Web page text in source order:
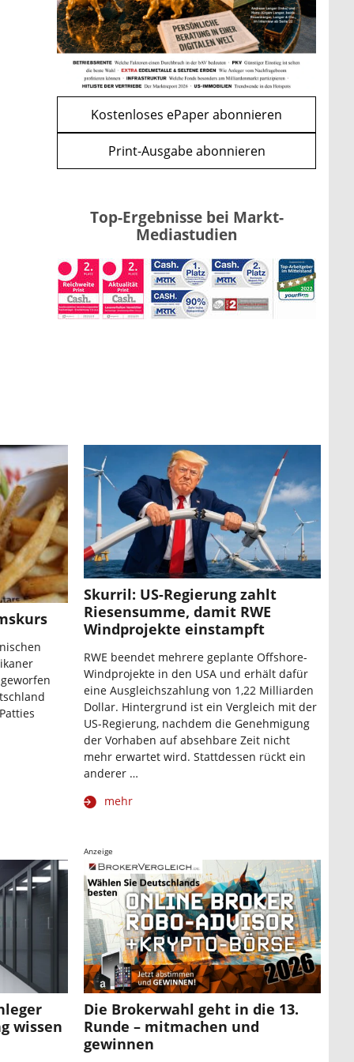
WEITERE ARTIKEL
zurückweiter
mehr
Kostenloses ePaper abonnieren
Print-Ausgabe abonnieren
Top-Ergebnisse bei Markt-
Mediastudien
Skurril: US-Regierung zahlt
Riesensumme, damit RWE
Windprojekte einstampft
RWE beendet mehrere geplante Offshore-
Windprojekte in den USA und erhält dafür
eine Ausgleichszahlung von 1,22 Milliarden
Dollar. Hintergrund ist ein Vergleich mit der
US-Regierung, nachdem die Genehmigung
der Vorhaben auf absehbare Zeit nicht
mehr erwartet wird. Stattdessen rückt ein
anderer …
mehr
wissen
Anzeige
Die Brokerwahl geht in die 13.
Runde – mitmachen und
gewinnen